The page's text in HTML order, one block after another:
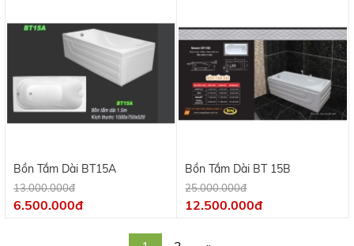
Bồn Tắm Dài BT15A
13.000.000đ
6.500.000đ
Bồn Tắm Dài BT 15B
25.000.000đ
12.500.000đ
»